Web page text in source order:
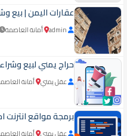
عقارات اليمن | بيع
admin أمانة العاصمة
حراج يمني لبيع
عقل يمني أمانة
برمجة مواقع انترنت
عقل يمني أمانة